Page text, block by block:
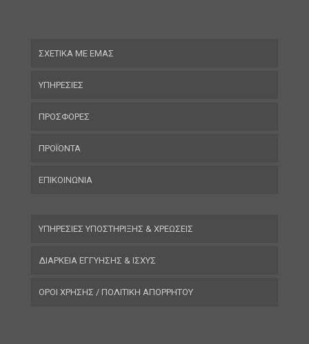
ΣΧΕΤΙΚΑ ΜΕ ΕΜΑΣ
ΥΠΗΡΕΣΙΕΣ
ΠΡΟΣΦΟΡΕΣ
ΠΡΟΪΟΝΤΑ
ΕΠΙΚΟΙΝΩΝΙΑ
ΥΠΗΡΕΣΙΕΣ ΥΠΟΣΤΗΡΙΞΗΣ & ΧΡΕΩΣΕΙΣ
ΔΙΑΡΚΕΙΑ ΕΓΓΥΗΣΗΣ & ΙΣΧΥΣ
ΟΡΟΙ ΧΡΗΣΗΣ / ΠΟΛΙΤΙΚΗ ΑΠΟΡΡΗΤΟΥ